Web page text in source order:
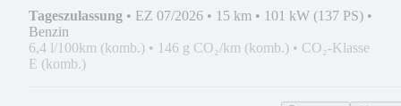
Tageszulassung • EZ 07/2026 • 15 km • 101 kW (137 PS) •
Benzin
6,4 l/100km (komb.) • 146 g CO₂/km (komb.) • CO₂-Klasse
E (komb.)